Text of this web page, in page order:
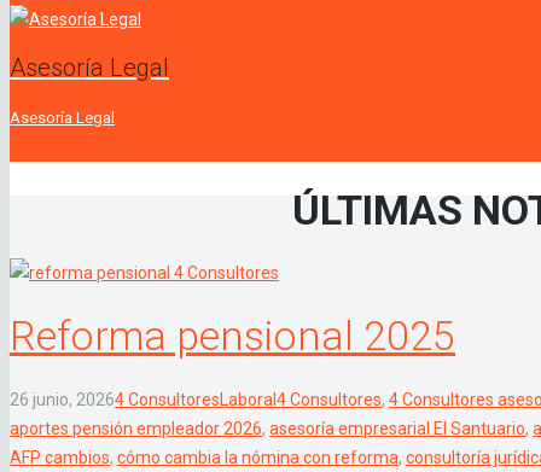
Asesoría Legal
Asesoría Legal
ÚLTIMAS
Reforma pensional 2025
26 junio, 20264 Consultores Laboral 4 Consultores, 4 Consultores
aportes pensión empleador 2026, asesoría empresarial El Santuario,
AFP cambios, cómo cambia la nómina con reforma, consultoría